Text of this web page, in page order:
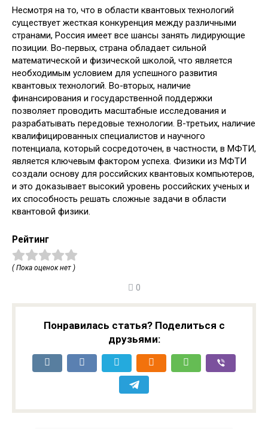
Несмотря на то, что в области квантовых технологий
существует жесткая конкуренция между различными
странами, Россия имеет все шансы занять лидирующие
позиции. Во-первых, страна обладает сильной
математической и физической школой, что является
необходимым условием для успешного развития
квантовых технологий. Во-вторых, наличие
финансирования и государственной поддержки
позволяет проводить масштабные исследования и
разрабатывать передовые технологии. В-третьих, наличие
квалифицированных специалистов и научного
потенциала, который сосредоточен, в частности, в МФТИ,
является ключевым фактором успеха. Физики из МФТИ
создали основу для российских квантовых компьютеров,
и это доказывает высокий уровень российских ученых и
их способность решать сложные задачи в области
квантовой физики.
Рейтинг
( Пока оценок нет )
0
Понравилась статья? Поделиться с
друзьями: